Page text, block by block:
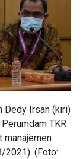
Dedy Irsan (kiri)
TKR
manajemen
2021). (Foto: